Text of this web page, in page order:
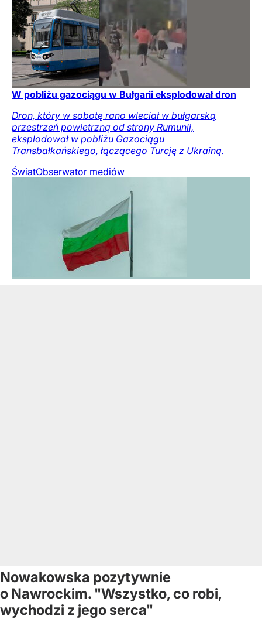
W pobliżu gazociągu w Bułgarii eksplodował dron
Dron, który w sobotę rano wleciał w bułgarską
przestrzeń powietrzną od strony Rumunii,
eksplodował w pobliżu Gazociągu
Transbałkańskiego, łączącego Turcję z Ukrainą.
ŚwiatObserwator mediów
Nowakowska pozytywnie
o Nawrockim. "Wszystko, co robi,
wychodzi z jego serca"